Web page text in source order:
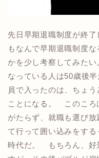
先日早期退職制度が終
もなんで早期退職制度
かを少し考察してみた
なっている人は50歳後
員で入ったのは、ちょ
ことになる。 このころ
がたらず、就職も選び
て行って囲い込みをす
時代だ。 もちろん、好